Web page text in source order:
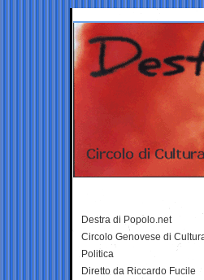
Destra di Popolo.net
Circolo Genovese di
Politica
Diretto da Riccardo Fucile